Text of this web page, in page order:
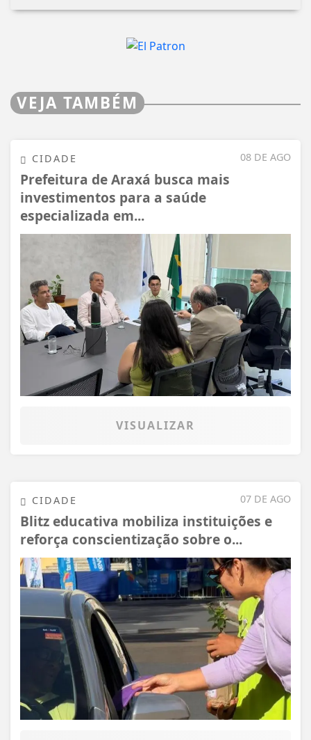
VEJA TAMBÉM
08 DE AGO
CIDADE
Prefeitura de Araxá busca mais
investimentos para a saúde
especializada em...
VISUALIZAR
07 DE AGO
CIDADE
Blitz educativa mobiliza instituições e
reforça conscientização sobre o...